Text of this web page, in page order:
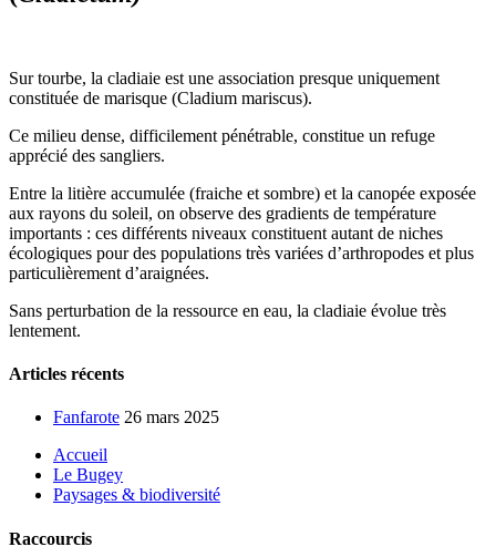
Sur tourbe, la cladiaie est une association presque uniquement
constituée de marisque (Cladium mariscus).
Ce milieu dense, difficilement pénétrable, constitue un refuge
apprécié des sangliers.
Entre la litière accumulée (fraiche et sombre) et la canopée exposée
aux rayons du soleil, on observe des gradients de température
importants : ces différents niveaux constituent autant de niches
écologiques pour des populations très variées d’arthropodes et plus
particulièrement d’araignées.
Sans perturbation de la ressource en eau, la cladiaie évolue très
lentement.
Articles récents
Fanfarote 26 mars 2025
Accueil
Le Bugey
Paysages & biodiversité
Raccourcis